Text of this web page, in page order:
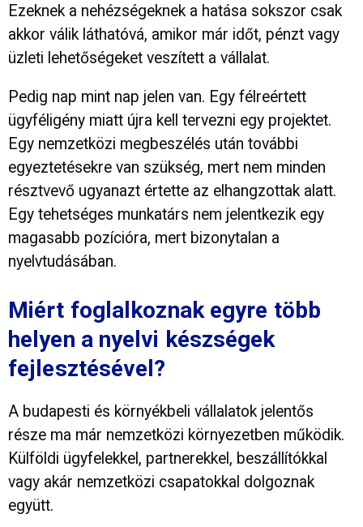
Ezeknek a nehézségeknek a hatása sokszor csak
akkor válik láthatóvá, amikor már időt, pénzt vagy
üzleti lehetőségeket veszített a vállalat.
Pedig nap mint nap jelen van. Egy félreértett
ügyféligény miatt újra kell tervezni egy projektet.
Egy nemzetközi megbeszélés után további
egyeztetésekre van szükség, mert nem minden
résztvevő ugyanazt értette az elhangzottak alatt.
Egy tehetséges munkatárs nem jelentkezik egy
magasabb pozícióra, mert bizonytalan a
nyelvtudásában.
Miért foglalkoznak egyre több
helyen a nyelvi készségek
fejlesztésével?
A budapesti és környékbeli vállalatok jelentős
része ma már nemzetközi környezetben működik.
Külföldi ügyfelekkel, partnerekkel, beszállítókkal
vagy akár nemzetközi csapatokkal dolgoznak
együtt.